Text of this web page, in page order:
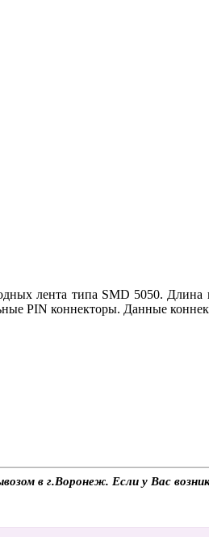
лента типа SMD 5050. Длина
PIN коннекторы. Данные
в г.Воронеж. Если у Вас